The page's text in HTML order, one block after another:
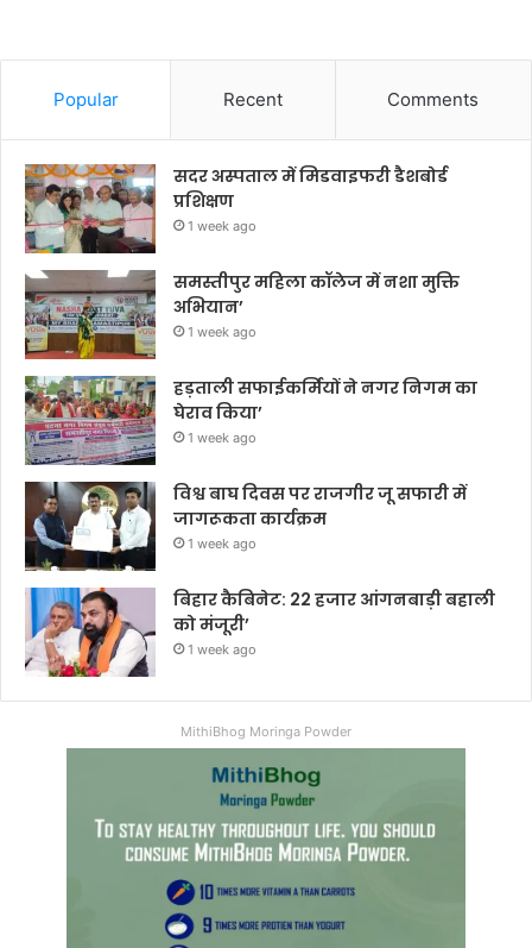
Popular Recent Comments
सदर अस्पताल में मिडवाइफरी डैशबोर्ड
प्रशिक्षण
1 week ago
समस्तीपुर महिला कॉलेज में नशा मुक्ति
अभियान’
1 week ago
हड़ताली सफाईकर्मियों ने नगर निगम का
घेराव किया’
1 week ago
विश्व बाघ दिवस पर राजगीर जू सफारी में
जागरूकता कार्यक्रम
1 week ago
बिहार कैबिनेट: 22 हजार आंगनबाड़ी बहाली
को मंजूरी’
1 week ago
MithiBhog Moringa Powder